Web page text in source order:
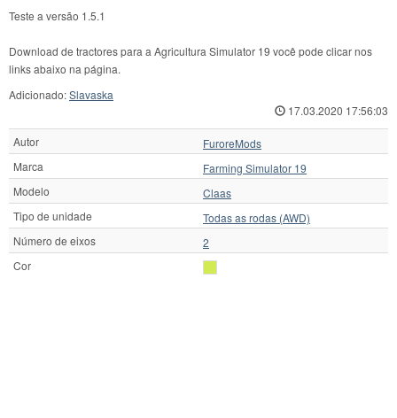
Teste a versão 1.5.1
Download de tractores para a Agricultura Simulator 19 você pode clicar nos
links abaixo na página.
Adicionado:Slavaska
17.03.2020 17:56:03
Autor
FuroreMods
Marca
Farming Simulator 19
Modelo
Claas
Tipo de unidade
Todas as rodas (AWD)
Número de eixos
2
Cor